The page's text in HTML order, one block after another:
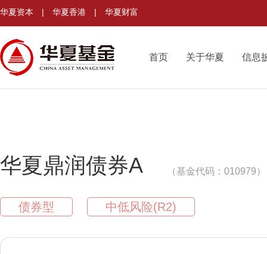
华夏资本 | 华夏香港 | 华夏财富
首页 关于华夏 信息
华夏鼎润债券A （基金代码：010979）
债券型 中低风险(R2)